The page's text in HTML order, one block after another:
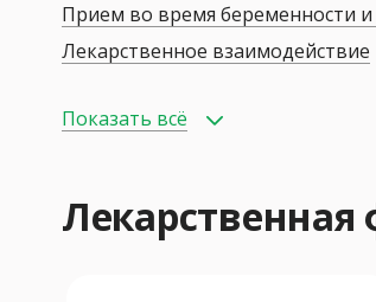
Прием во время беременности
Лекарственное взаимодействие
Показать всё